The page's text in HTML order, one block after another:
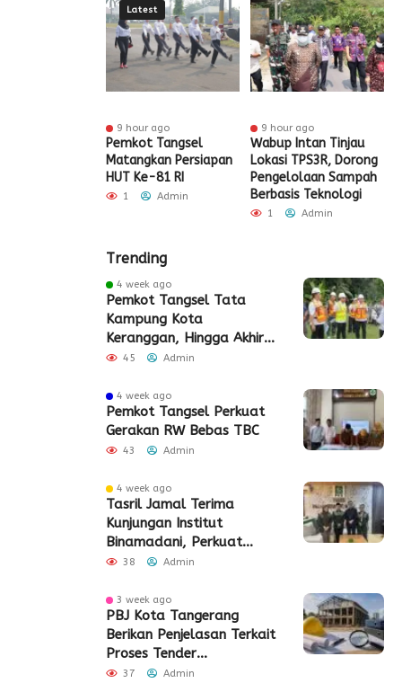
Latest
9 hour ago
Pemkot Tangsel
Matangkan Persiapan
HUT Ke-81 RI
1 Admin
9 hour ago
Wabup Intan Tinjau
Lokasi TPS3R, Dorong
Pengelolaan Sampah
Berbasis Teknologi
1 Admin
Trending
4 week ago
Pemkot Tangsel Tata
Kampung Kota
Keranggan, Hingga Akhir
2026
45 Admin
4 week ago
Pemkot Tangsel Perkuat
Gerakan RW Bebas TBC
43 Admin
4 week ago
Tasril Jamal Terima
Kunjungan Institut
Binamadani, Perkuat
Sinergi Bangun SDM Kota
38 Admin
3 week ago
PBJ Kota Tangerang
Berikan Penjelasan Terkait
Proses Tender
Pembangunan Eks Pabrik
37 Admin